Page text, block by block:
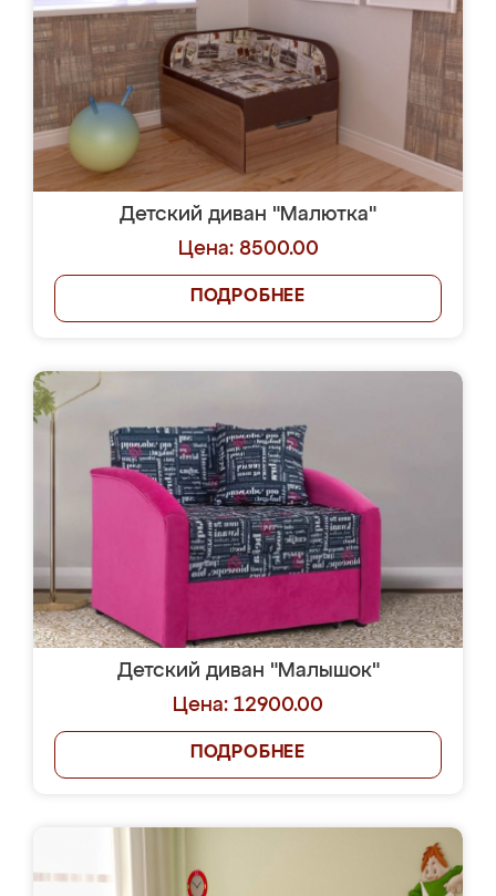
Детский диван "Малютка"
Цена: 8500.00
ПОДРОБНЕЕ
Детский диван "Малышок"
Цена: 12900.00
ПОДРОБНЕЕ